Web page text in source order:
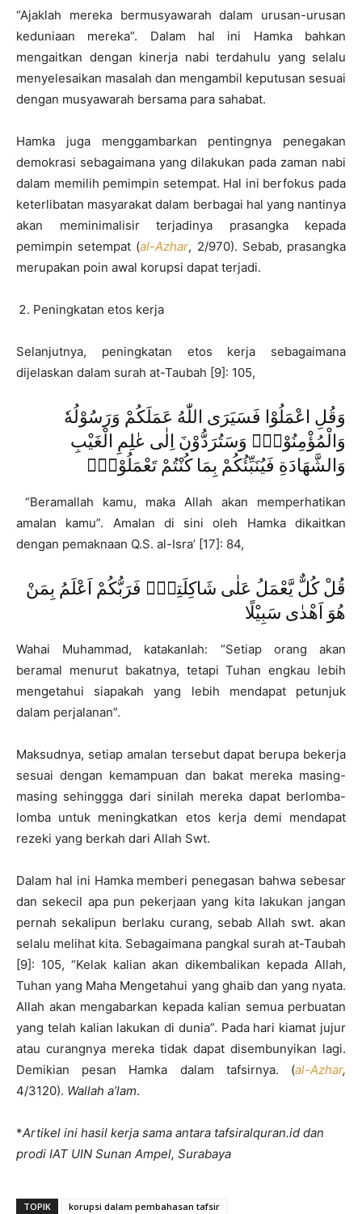
“Ajaklah mereka bermusyawarah dalam urusan-urusan
keduniaan mereka”. Dalam hal ini Hamka bahkan
mengaitkan dengan kinerja nabi terdahulu yang selalu
menyelesaikan masalah dan mengambil keputusan sesuai
dengan musyawarah bersama para sahabat.
Hamka juga menggambarkan pentingnya penegakan
demokrasi sebagaimana yang dilakukan pada zaman nabi
dalam memilih pemimpin setempat. Hal ini berfokus pada
keterlibatan masyarakat dalam berbagai hal yang nantinya
akan meminimalisir terjadinya prasangka kepada
pemimpin setempat (al-Azhar, 2/970). Sebab, prasangka
merupakan poin awal korupsi dapat terjadi.
Peningkatan etos kerja
Selanjutnya, peningkatan etos kerja sebagaimana
dijelaskan dalam surah at-Taubah [9]: 105,
وَقُلِ اعْمَلُوْا فَسَيَرَى اللّٰهُ عَمَلَكُمْ وَرَسُوْلُهٗ
وَالْمُؤْمِنُوْنَۗ وَسَتُرَدُّوْنَ اِلٰى عٰلِمِ الْغَيْبِ
وَالشَّهَادَةِ فَيُنَبِّئُكُمْ بِمَا كُنْتُمْ تَعْمَلُوْنَۚ
“Beramallah kamu, maka Allah akan memperhatikan
amalan kamu”. Amalan di sini oleh Hamka dikaitkan
dengan pemaknaan Q.S. al-Isra’ [17]: 84,
قُلْ كُلٌّ يَّعْمَلُ عَلٰى شَاكِلَتِهٖۗ فَرَبُّكُمْ اَعْلَمُ بِمَنْ
هُوَ اَهْدٰى سَبِيْلًا
Wahai Muhammad, katakanlah: “Setiap orang akan
beramal menurut bakatnya, tetapi Tuhan engkau lebih
mengetahui siapakah yang lebih mendapat petunjuk
dalam perjalanan”.
Maksudnya, setiap amalan tersebut dapat berupa bekerja
sesuai dengan kemampuan dan bakat mereka masing-
masing sehinggga dari sinilah mereka dapat berlomba-
lomba untuk meningkatkan etos kerja demi mendapat
rezeki yang berkah dari Allah Swt.
Dalam hal ini Hamka memberi penegasan bahwa sebesar
dan sekecil apa pun pekerjaan yang kita lakukan jangan
pernah sekalipun berlaku curang, sebab Allah swt. akan
selalu melihat kita. Sebagaimana pangkal surah at-Taubah
[9]: 105, “Kelak kalian akan dikembalikan kepada Allah,
Tuhan yang Maha Mengetahui yang ghaib dan yang nyata.
Allah akan mengabarkan kepada kalian semua perbuatan
yang telah kalian lakukan di dunia”. Pada hari kiamat jujur
atau curangnya mereka tidak dapat disembunyikan lagi.
Demikian pesan Hamka dalam tafsirnya. (al-Azhar,
4/3120). Wallah a’lam.
*Artikel ini hasil kerja sama antara tafsiralquran.id dan
prodi IAT UIN Sunan Ampel, Surabaya
TOPIK
korupsi dalam pembahasan tafsir